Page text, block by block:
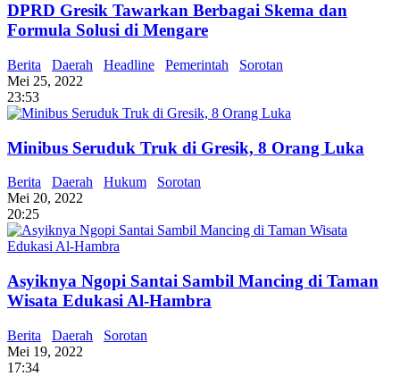
DPRD Gresik Tawarkan Berbagai Skema dan
Formula Solusi di Mengare
Berita Daerah Headline Pemerintah
Sorotan
Mei 25, 2022
23:53
Minibus Seruduk Truk di Gresik, 8 Orang Luka
Berita Daerah Hukum
Sorotan
Mei 20, 2022
20:25
Asyiknya Ngopi Santai Sambil Mancing di Taman
Wisata Edukasi Al-Hambra
Berita Daerah
Sorotan
Mei 19, 2022
17:34